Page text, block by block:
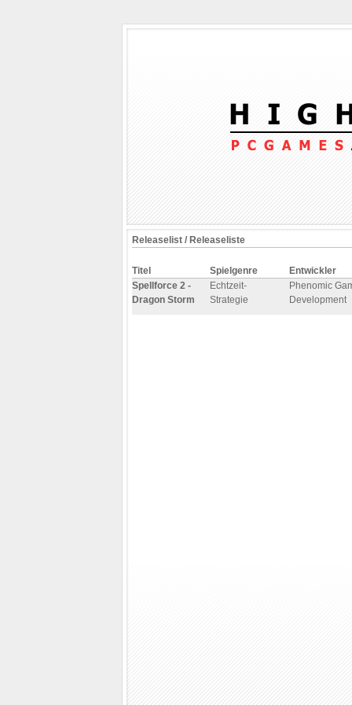
Releaselist / Releaseliste
Titel Spielgenre
Entwickler
Spellforce 2 -
Dragon Storm
Echtzeit-
Strategie
Phenomic
Development